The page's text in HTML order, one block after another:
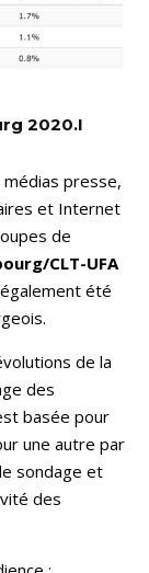
2020.I
médias presse,
et Internet
de
CLT-UFA
également été
de la
des
basée pour
une autre par
sondage et
des